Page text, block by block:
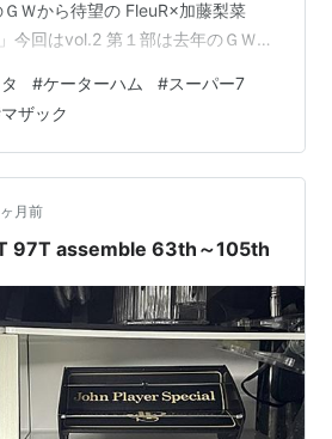
Ｗから待望の FleuR×加藤梨菜
今回はvol.2 第１部は去年のＧＷぶ
ビアンらしいです そして２部は京
菜ちゃん こちらも撮影可能曲はみ
ルフルフル ３部はバレンタインデ
チョコレート衣装でコラボ ラスト
を３…
#ケーターハム #スーパー7
マザック
月前
97T assemble 63th～105th